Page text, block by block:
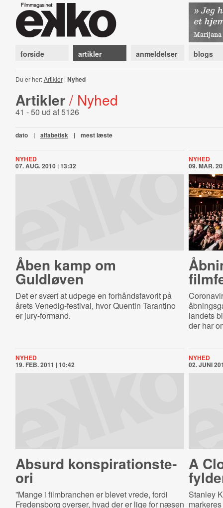
forside artikler anmeldelser blogs
Du er her:Artikler| Nyhed
Artikler / Nyhed
41 - 50 ud af 5126
dato | alfabetisk | mest læste
NYHED
07. AUG. 2010 | 13:32
Åben kamp om
Guldløven
Det er svært at udpege en forhåndsfavorit på
årets Venedig-festival, hvor Quentin Tarantino
er jury-formand.
NYHED
09. MAR.
landets
der har
NYHED
19. FEB. 2011 | 10:42
Absurd kon­spira­tions­te­
o­ri
”Mange i filmbranchen er blevet vrede, fordi
Fredensborg overser, hvad der er lige for næsen
NYHED
02. JUNI
A
Stanley